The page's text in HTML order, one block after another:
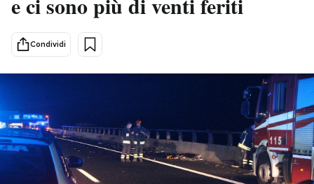
Sport
Mondiali calcio 2026
PODCAST
NEWSLETTER
I MIEI PREFERITI
Condividi